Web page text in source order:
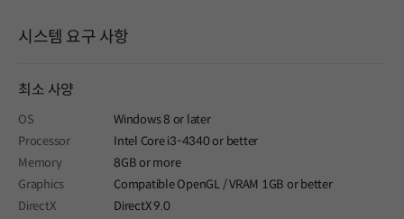
시스템 요구 사항
최소 사양
OS
Windows 8 or later
Processor
Intel Core i3-4340 or better
Memory
8GB or more
Graphics
Compatible OpenGL / VRAM 1GB or better
DirectX
DirectX 9.0